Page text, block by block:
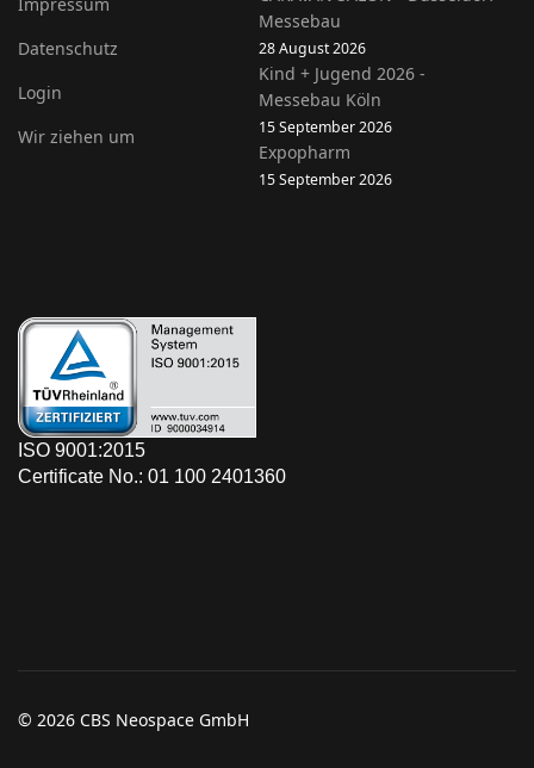
Datenschutz
Login
Wir ziehen um
Messebau
28 August 2026
Kind + Jugend 2026 -
Messebau Köln
15 September 2026
Expopharm
15 September 2026
ISO 9001:2015
Certificate No.: 01 100 2401360
© 2026 CBS Neospace GmbH